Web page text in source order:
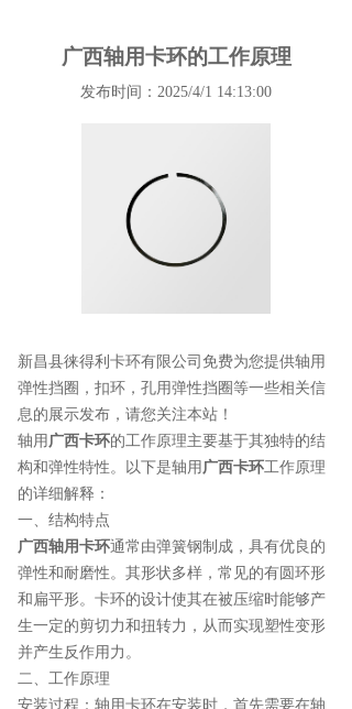
广西轴用卡环的工作原理
发布时间：2025/4/1 14:13:00
新昌县徕得利卡环有限公司免费为您提供轴用
弹性挡圈 ，扣环，孔用弹性挡圈等一些相关信
息的展示发布，请您关注本站！
轴用 广西卡环的工作原理主要基于其独特的结
构和弹性特性。以下是轴用 广西卡环工作原理
的详细解释：
一、结构特点
广西轴用卡环通常由弹簧钢制成，具有优良的
弹性和耐磨性。其形状多样，常见的有圆环形
和扁平形。卡环的设计使其在被压缩时能够产
生一定的剪切力和扭转力，从而实现塑性变形
并产生反作用力。
二、工作原理
安装过程：轴用卡环在安装时，首先需要在轴